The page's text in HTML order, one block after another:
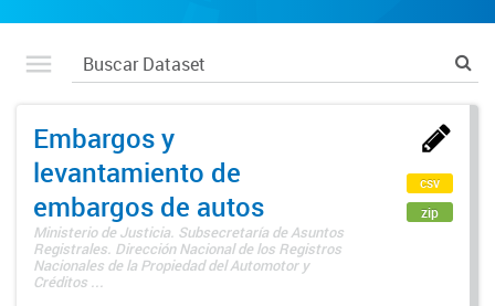
Embargos y
levantamiento de
embargos de autos
Ministerio de Justicia. Subsecretaría de Asuntos
Registrales. Dirección Nacional de los Registros
Nacionales de la Propiedad del Automotor y
Créditos ...
csv
zip